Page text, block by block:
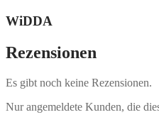
WiDDA
Rezensionen
Es gibt noch keine Rezensionen.
Nur angemeldete Kunden, die